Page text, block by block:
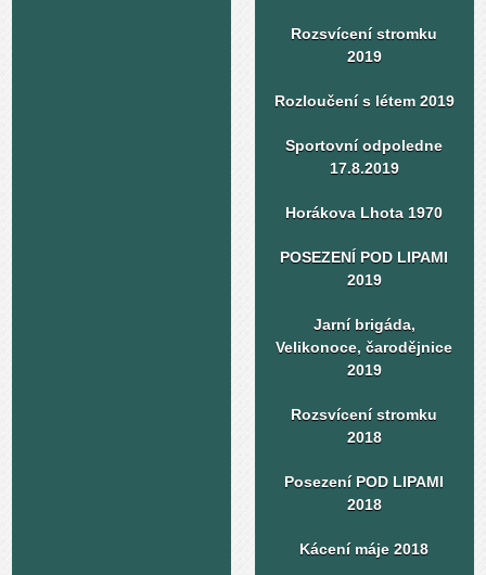
Rozsvícení stromku
2019
Rozloučení s létem 2019
Sportovní odpoledne
17.8.2019
Horákova Lhota 1970
POSEZENÍ POD LIPAMI
2019
Jarní brigáda,
Velikonoce, čarodějnice
2019
Rozsvícení stromku
2018
Posezení POD LIPAMI
2018
Kácení máje 2018